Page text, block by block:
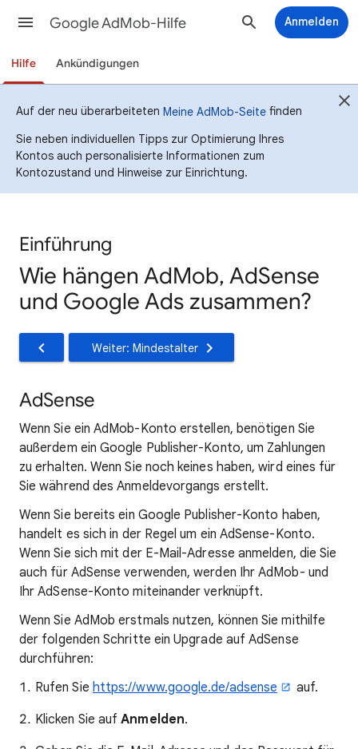
Google AdMob-Hilfe Anmelden
Hilfe Ankündigungen
Auf der neu überarbeiteten Meine AdMob-Seite finden
Sie neben individuellen Tipps zur Optimierung Ihres
Kontos auch personalisierte Informationen zum
Kontozustand und Hinweise zur Einrichtung.
Einführung
Wie hängen AdMob, AdSense
und Google Ads zusammen?
Weiter: Mindestalter
AdSense
Wenn Sie ein AdMob-Konto erstellen, benötigen Sie
außerdem ein Google Publisher-Konto, um Zahlungen
zu erhalten. Wenn Sie noch keines haben, wird eines für
Sie während des Anmeldevorgangs erstellt.
Wenn Sie bereits ein Google Publisher-Konto haben,
handelt es sich in der Regel um ein AdSense-Konto.
Wenn Sie sich mit der E-Mail-Adresse anmelden, die Sie
auch für AdSense verwenden, werden Ihr AdMob- und
Ihr AdSense-Konto miteinander verknüpft.
Wenn Sie AdMob erstmals nutzen, können Sie mithilfe
der folgenden Schritte ein Upgrade auf AdSense
durchführen:
Rufen Sie https://www.google.de/adsense
auf.
Klicken Sie aufAnmelden.